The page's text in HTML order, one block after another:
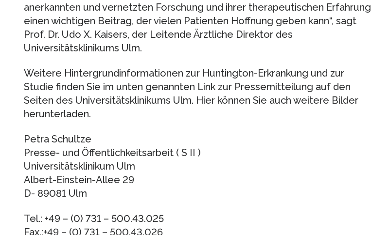
anerkannten und vernetzten Forschung und ihrer therapeutischen Erfahrung
einen wichtigen Beitrag, der vielen Patienten Hoffnung geben kann“, sagt
Prof. Dr. Udo X. Kaisers, der Leitende Ärztliche Direktor des
Universitätsklinikums Ulm.
Weitere Hintergrundinformationen zur Huntington-Erkrankung und zur
Studie finden Sie im unten genannten Link zur Pressemitteilung auf den
Seiten des Universitätsklinikums Ulm. Hier können Sie auch weitere Bilder
herunterladen.
Petra Schultze
Presse- und Öffentlichkeitsarbeit ( S II )
Universitätsklinikum Ulm
Albert-Einstein-Allee 29
D- 89081 Ulm
Tel.: +49 – (0) 731 – 500.43.025
Fax.:+49 – (0) 731 – 500.43.026